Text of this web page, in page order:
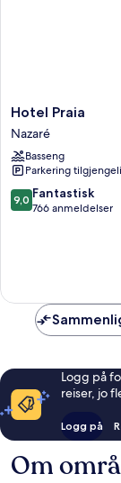
Hotel
Praia
Nazaré
Hotel Praia
Nazaré
Basseng
Parkering
9.0
av
9,0 Fantastisk
766 anmeldelser
Logg på
reiser, jo
Logg på
Om